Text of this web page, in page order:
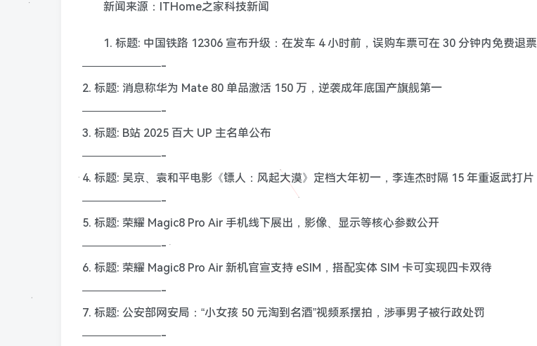
新闻来源：ITHome之家科技新闻
1. 标题: 中国铁路 12306 宣布升级：在发车 4 小时前，误购车票可在 30 分钟内免费退票
———————-
2. 标题: 消息称华为 Mate 80 单品激活 150 万，逆袭成年底国产旗舰第一
———————-
3. 标题: B站 2025 百大 UP 主名单公布
———————-
4. 标题: 吴京、袁和平电影《镖人：风起大漠》定档大年初一，李连杰时隔 15 年重返武打片
———————-
5. 标题: 荣耀 Magic8 Pro Air 手机线下展出，影像、显示等核心参数公开
———————-
6. 标题: 荣耀 Magic8 Pro Air 新机官宣支持 eSIM，搭配实体 SIM 卡可实现四卡双待
———————-
7. 标题: 公安部网安局：“小女孩 50 元淘到名酒”视频系摆拍，涉事男子被行政处罚
———————-